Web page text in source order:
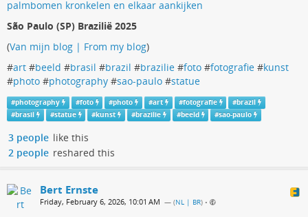
São Paulo (SP) Brazilië 2025
(Van mijn blog | From my blog)
#art #beeld #brasil #brazil #brazilie #foto #fotografie #kunst
#photo #photography #sao-paulo #statue
#photography #foto #photo #art #fotografie #brazil
#brasil #statue #kunst #brazilie #beeld #sao-paulo
3 people like this
2 people reshared this
Bert Ernste
Friday, February 6, 2026, 10:01 AM — (NL | BR) •